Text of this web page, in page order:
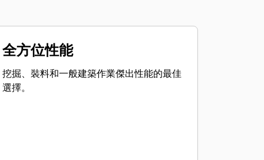
全方位性能
挖掘、裝料和一般建築作業傑出性能的最佳
選擇。